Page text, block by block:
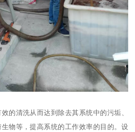
的清洗从而达到除去其系统中的污垢、
物等，提高系统的工作效率的目的。设